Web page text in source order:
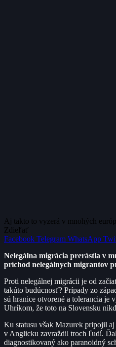
Aj takto to vyzerá v mnohých
Zdieľať
Facebook Telegram WhatsApp
Nelegálna migrácia prerástla v
príchod nelegálnych migrantov
Proti nelegálnej migrácii je od
takúto budúcnosť? Prípady zo
sú hranice otvorené a tolerancia je
Uhríkom, že toto na Slovensku
Ku statusu však Mazurek pripojil
v Anglicku zavraždil troch ľudí.
diagnostikovaný ako paranoidný